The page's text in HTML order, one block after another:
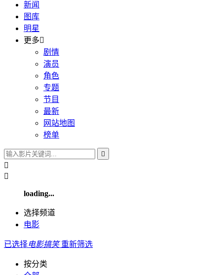
新闻
图库
明星
更多
剧情
演员
角色
专题
节目
最新
网站地图
榜单



loading...
选择频道
电影
已选择电影搞笑重新筛选
按分类